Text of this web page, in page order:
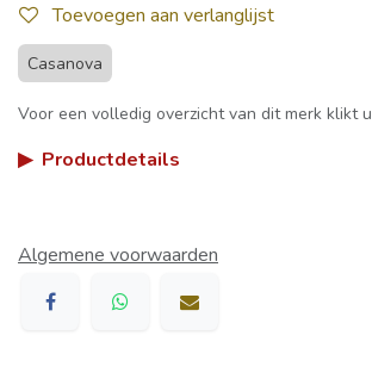
Toevoegen aan verlanglijst
Casanova
Voor een volledig overzicht van dit merk klikt u
▶ Productdetails
Algemene voorwaarden